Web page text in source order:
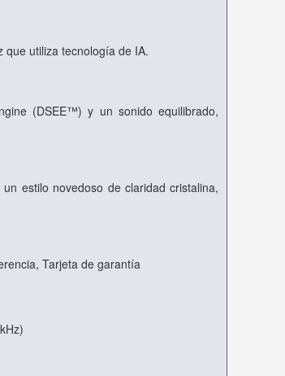
que utiliza tecnología de IA.
(DSEE™) y un sonido equilibrado,
estilo novedoso de claridad cristalina,
Tarjeta de garantía